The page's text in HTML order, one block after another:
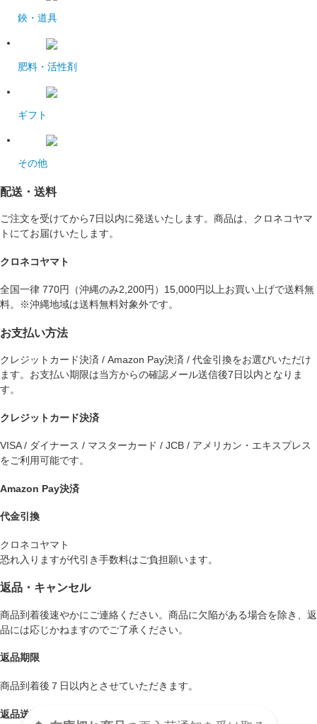
鋏・道具
肥料・活性剤
ギフト
その他
配送・送料
ご注文を受けてから7日以内に発送いたします。商品は、クロネコヤマ
トにてお届けいたします。
クロネコヤマト
全国一律 770円（沖縄のみ2,200円）15,000円以上お買い上げで送料無
料。※沖縄地域は送料無料対象外です。
お支払い方法
クレジットカード決済 / Amazon Pay決済 / 代金引換をお選びいただけ
ます。お支払い期限は当方からの確認メール送信後7日以内となりま
す。
クレジットカード決済
VISA / ダイナース / マスターカード / JCB / アメリカン・エキスプレス
をご利用可能です。
Amazon Pay決済
代金引換
クロネコヤマト
恐れ入りますが代引き手数料はご負担願います。
返品・キャンセル
商品到着後速やかにご連絡ください。商品に欠陥がある場合を除き、返
品には応じかねますのでご了承ください。
返品期限
商品到着後７日以内とさせていただきます。
返品送料